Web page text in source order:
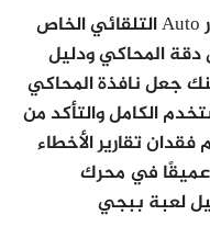
قد ترغب في ترك العارض على خيار Auto التلقائي الخاص
المحاكي ودليل
جعل نافذة المحاكي
الكامل والتأكد من
تقارير الأخطاء
عميقًا في محرك
لعبة ببجي